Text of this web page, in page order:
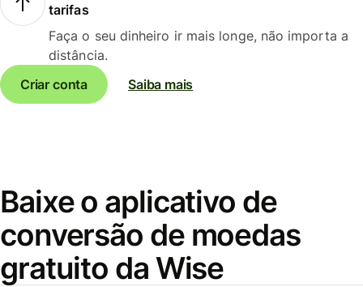
tarifas
Faça o seu dinheiro ir mais longe, não importa a
distância.
Criar conta
Saiba mais
Baixe o aplicativo de
conversão de moedas
gratuito da Wise